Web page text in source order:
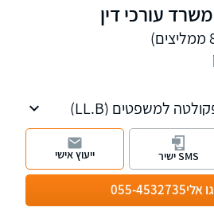
עורכי דין
רן שקד עו"ד בוגר הפקולטה למשפטים (LL.Bׂ)
אוניברסיטת תל אביב מ-1988, המשרד עוסק
לרבות תאונות דרכים/
רשלנות רפואית, תביעות
לביטוח לאומי.
עברית, אנגלית, ורוסית.
אלי055-4532735
SMS ישיר ייעוץ אישי